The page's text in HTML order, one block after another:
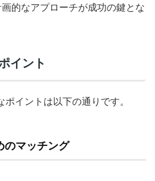
的なアプローチが成功の鍵とな
イント
イントは以下の通りです。
のマッチング